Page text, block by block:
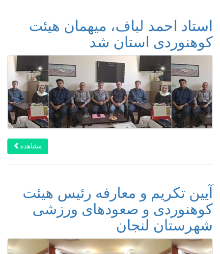
استاد احمد لباف، میهمان هیئت
کوهنوردی استان شد
مشاهده
آیین تکریم و معارفه رئیس هیئت
کوهنوردی ‌و صعودهای ورزشی
شهرستان لنجان